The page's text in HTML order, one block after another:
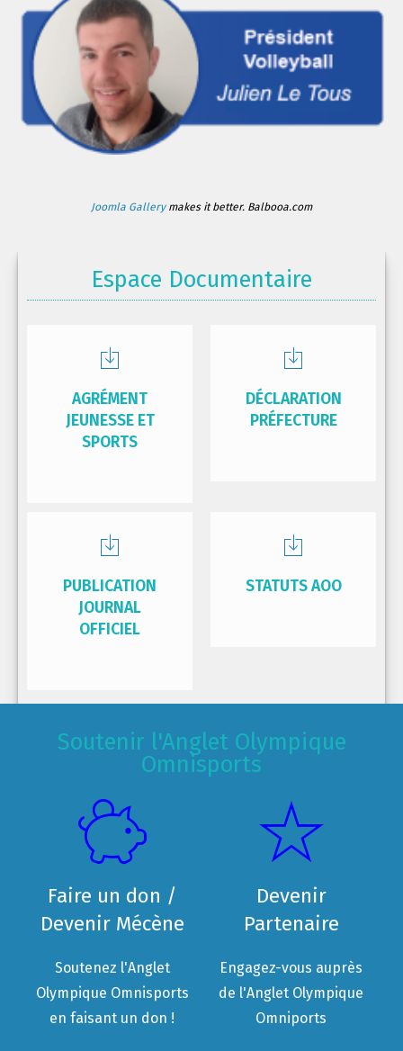
Joomla Gallerymakes it better. Balbooa.com
Espace Documentaire
AGRÉMENT
JEUNESSE ET
SPORTS
DÉCLARATION
PRÉFECTURE
PUBLICATION
JOURNAL
OFFICIEL
STATUTS AOO
Soutenir l'Anglet Olympique
Omnisports
Faire un don /
Devenir Mécène
Soutenez l'Anglet
Olympique Omnisports
en faisant un don !
Devenir
Partenaire
Engagez-vous auprès
de l'Anglet Olympique
Omniports